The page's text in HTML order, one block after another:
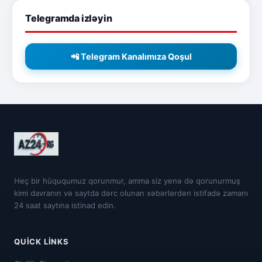
Telegramda izləyin
📲 Telegram Kanalımıza Qoşul
Heç bir hüququmuz qorunmur, amma siz yenə də qorunurmuş
kimi davranın və saytda dərc olunan xəbərlərdən istifadə zamanı
24 saat saytına istinad edin.
QUICK LINKS